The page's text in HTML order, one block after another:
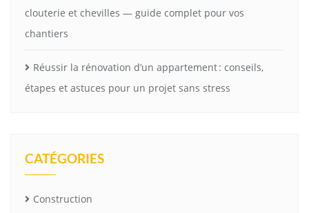
clouterie et chevilles — guide complet pour vos
chantiers
Réussir la rénovation d’un appartement : conseils,
étapes et astuces pour un projet sans stress
CATÉGORIES
Construction